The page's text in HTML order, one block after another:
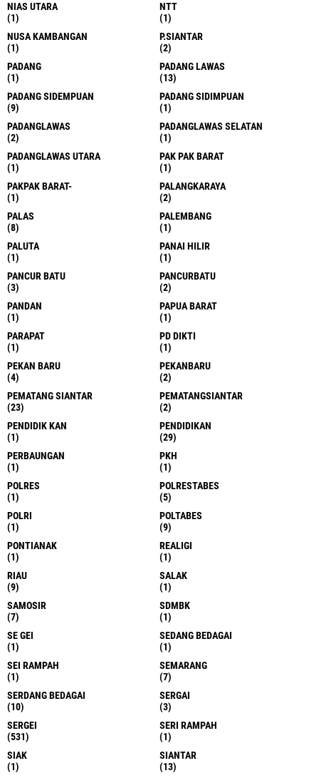
NIAS UTARA
(1)
NTT
(1)
NUSA KAMBANGAN
(1)
P.SIANTAR
(2)
PADANG
(1)
PADANG LAWAS
(13)
PADANG SIDEMPUAN
(9)
PADANG SIDIMPUAN
(1)
PADANGLAWAS
(2)
PADANGLAWAS SELATAN
(1)
PADANGLAWAS UTARA
(1)
PAK PAK BARAT
(1)
PAKPAK BARAT-
(1)
PALANGKARAYA
(2)
PALAS
(8)
PALEMBANG
(1)
PALUTA
(1)
PANAI HILIR
(1)
PANCUR BATU
(3)
PANCURBATU
(2)
PANDAN
(1)
PAPUA BARAT
(1)
PARAPAT
(1)
PD DIKTI
(1)
PEKAN BARU
(4)
PEKANBARU
(2)
PEMATANG SIANTAR
(23)
PEMATANGSIANTAR
(2)
PENDIDIK KAN
(1)
PENDIDIKAN
(29)
PERBAUNGAN
(1)
PKH
(1)
POLRES
(1)
POLRESTABES
(5)
POLRI
(1)
POLTABES
(9)
PONTIANAK
(1)
REALIGI
(1)
RIAU
(9)
SALAK
(1)
SAMOSIR
(7)
SDMBK
(1)
SE GEI
(1)
SEDANG BEDAGAI
(1)
SEI RAMPAH
(1)
SEMARANG
(7)
SERDANG BEDAGAI
(10)
SERGAI
(3)
SERGEI
(531)
SERI RAMPAH
(1)
SIAK
(1)
SIANTAR
(13)